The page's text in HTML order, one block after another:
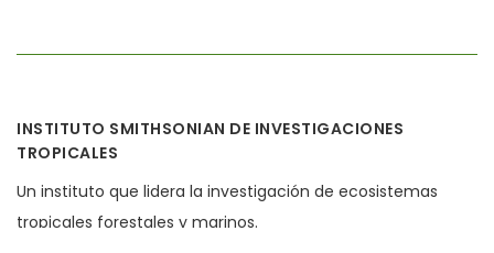
INSTITUTO SMITHSONIAN DE INVESTIGACIONES
TROPICALES
Un instituto que lidera la investigación de ecosistemas
tropicales forestales y marinos.